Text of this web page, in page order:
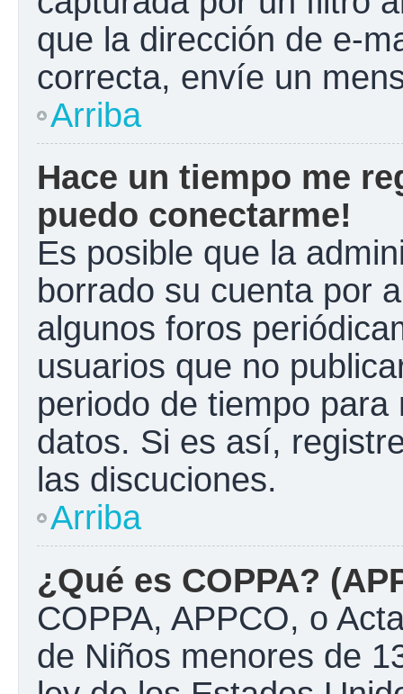
que la dirección de e-
correcta, envíe un
Arriba
Hace un tiempo me
puedo conectarme!
Es posible que la
borrado su cuenta por
algunos foros
usuarios que no
periodo de tiempo
datos. Si es así,
las discuciones.
Arriba
¿Qué es COPPA?
COPPA, APPCO, o
de Niños menores de